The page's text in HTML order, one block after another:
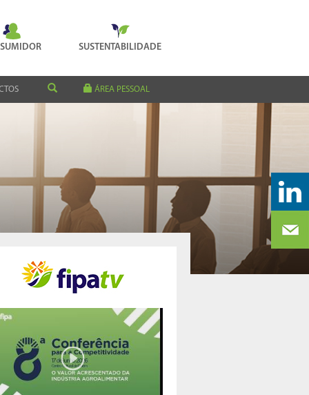
SUSTENTABILIDADE
ÁREA PESSOAL